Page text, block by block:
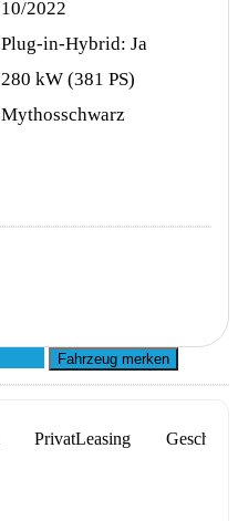
10/2022
Plug-in-Hybrid: Ja
280 kW (381 PS)
Mythosschwarz
Fahrzeug merken
PrivatLeasing